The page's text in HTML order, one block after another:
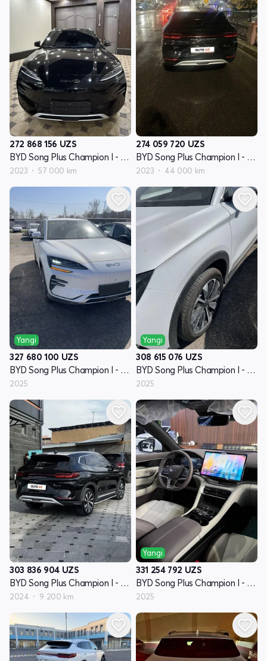
272 868 156 UZS
BYD Song Plus Champion I - avlod
2023 57 000 km
274 059 720 UZS
BYD Song Plus Champion I - avlod
2023 44 000 km
Yangi
327 680 100 UZS
BYD Song Plus Champion I - avlod
2025
Yangi
308 615 076 UZS
BYD Song Plus Champion I - avlod
2025
303 836 904 UZS
BYD Song Plus Champion I - avlod
2024 9 200 km
Yangi
331 254 792 UZS
BYD Song Plus Champion I - avlod
2025